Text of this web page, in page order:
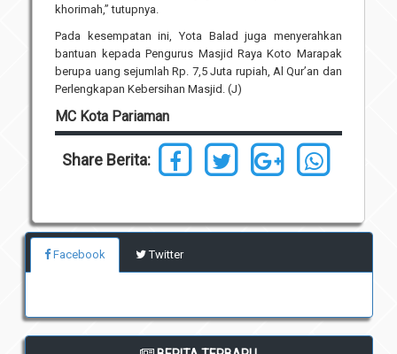
khorimah,” tutupnya.
Pada kesempatan ini, Yota Balad juga menyerahkan
bantuan kepada Pengurus Masjid Raya Koto Marapak
berupa uang sejumlah Rp. 7,5 Juta rupiah, Al Qur’an dan
Perlengkapan Kebersihan Masjid. (J)
MC Kota Pariaman
Share Berita:
Facebook Twitter